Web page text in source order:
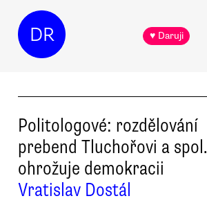
DR ♥ Daruji
Politologové: rozdělování
prebend Tluchořovi a spol.
ohrožuje demokracii
Vratislav Dostál